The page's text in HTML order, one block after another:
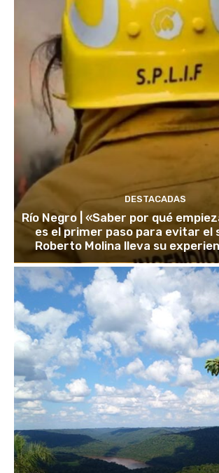
DESTACADAS
Río Negro | «Saber por qué
es el primer paso para evitar el
Roberto Molina lleva su